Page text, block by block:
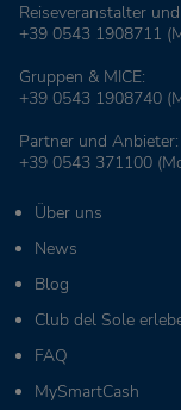
Reiseveranstalter
+39 0543 1908711
Gruppen & MICE:
+39 0543 1908740
Partner und Anbieter:
+39 0543 371100
Über uns
News
Blog
Club del Sole
FAQ
MySmartCash